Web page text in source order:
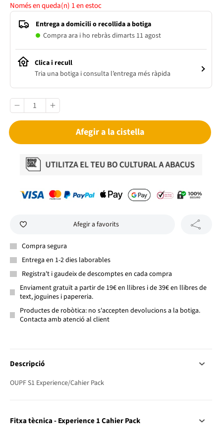
Només en queda(n) 1en estoc
Entrega a domicili o recollida a botiga
Compra ara i ho rebràs dimarts 11 agost
Clica i recull
Tria una botiga i consulta l’entrega més ràpida
Afegir a la cistella
Afegir a favorits
Compra segura
Entrega en 1-2 dies laborables
Registra't i gaudeix de descomptes en cada compra
Enviament gratuït a partir de 19€ en llibres i de 39€ en llibres de
text, joguines i papereria.
Productes de robòtica: no s'accepten devolucions a la botiga.
Contacta amb atenció al client
Descripció
OUPF S1 Experience/Cahier Pack
Fitxa tècnica - Experience 1 Cahier Pack